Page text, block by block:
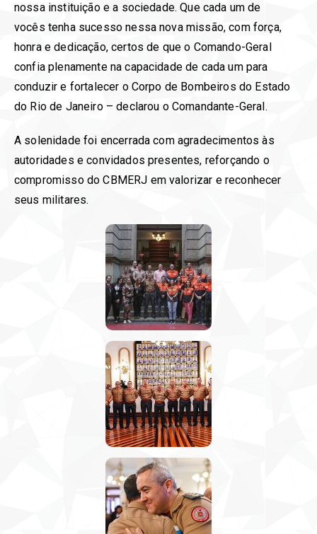
nossa instituição e a sociedade. Que cada um de
vocês tenha sucesso nessa nova missão, com força,
honra e dedicação, certos de que o Comando-Geral
confia plenamente na capacidade de cada um para
conduzir e fortalecer o Corpo de Bombeiros do Estado
do Rio de Janeiro – declarou o Comandante-Geral.
A solenidade foi encerrada com agradecimentos às
autoridades e convidados presentes, reforçando o
compromisso do CBMERJ em valorizar e reconhecer
seus militares.